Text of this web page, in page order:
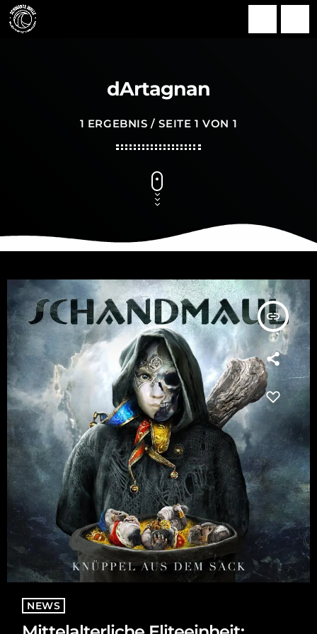
dArtagnan
1 ERGEBNIS / SEITE 1 VON 1
insert_link
NEWS